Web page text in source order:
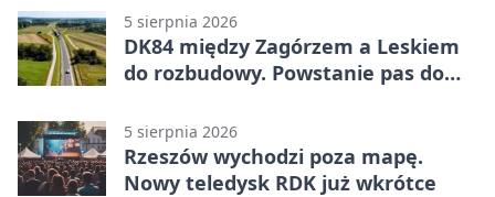
pierwszoligowca
5 sierpnia 2026
DK84 między Zagórzem a Leskiem
do rozbudowy. Powstanie pas do
5 sierpnia 2026
Rzeszów wychodzi poza mapę.
Nowy teledysk RDK już wkrótce